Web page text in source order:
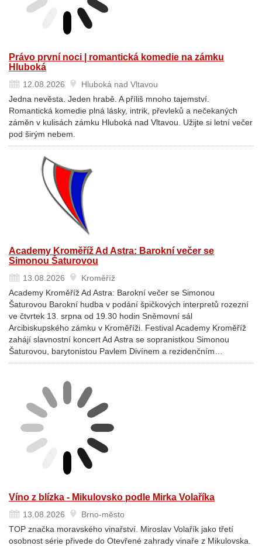
Právo první noci | romantická komedie na zámku
Hluboká
12.08.2026
Hluboká nad Vltavou
Jedna nevěsta. Jeden hrabě. A příliš mnoho tajemství.
Romantická komedie plná lásky, intrik, převleků a nečekaných
záměn v kulisách zámku Hluboká nad Vltavou. Užijte si letní večer
pod širým nebem.
Academy Kroměříž Ad Astra: Barokní večer se
Simonou Šaturovou
13.08.2026
Kroměříž
Academy Kroměříž Ad Astra: Barokní večer se Simonou
Šaturovou Barokní hudba v podání špičkových interpretů rozezní
ve čtvrtek 13. srpna od 19.30 hodin Sněmovní sál
Arcibiskupského zámku v Kroměříži. Festival Academy Kroměříž
zahájí slavnostní koncert Ad Astra se sopranistkou Simonou
Šaturovou, barytonistou Pavlem Divínem a rezidenčním…
Víno z blízka - Mikulovsko podle Mirka Volaříka
13.08.2026
Brno-město
TOP značka moravského vinařství. Miroslav Volařík jako třetí
osobnost série přivede do Otevřené zahrady vinaře z Mikulovska.